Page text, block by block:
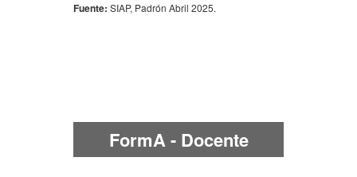
Fuente: SIAP, Padrón Abril 2025.
FormA - Docente